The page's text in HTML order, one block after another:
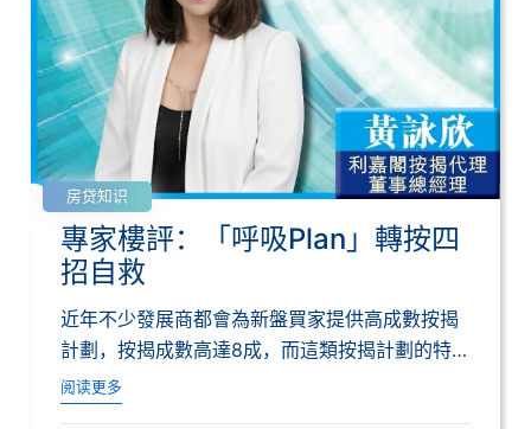
房贷知识
專家樓評：「呼吸Plan」轉按四
招自救
近年不少發展商都會為新盤買家提供高成數按揭
計劃，按揭成數高達8成，而這類按揭計劃的特
點是批...
阅读更多